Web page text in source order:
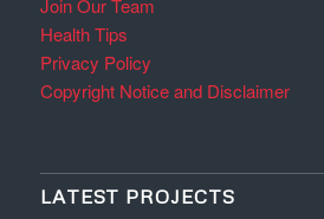
Join Our Team
Health Tips
Privacy Policy
Copyright Notice and Disclaimer
LATEST PROJECTS